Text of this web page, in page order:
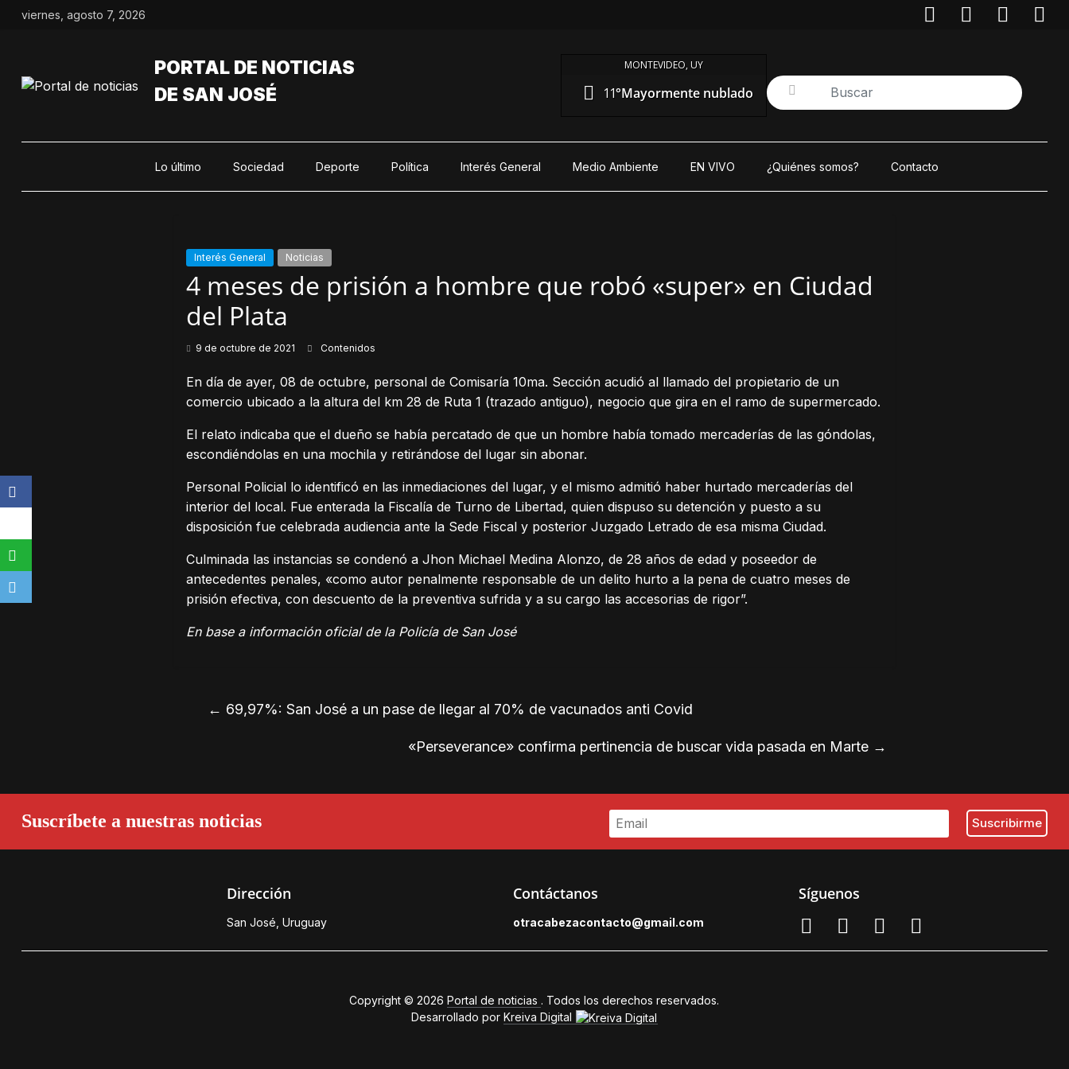
Saltarviernes, agosto 7, 2026
PORTAL DE NOTICIAS
DE SAN JOSÉ
MONTEVIDEO, UY
11°Mayormente nublado
Lo último Sociedad Deporte Política Interés General Medio Ambiente EN VIVO ¿Quiénes somos? Contacto
Interés General Noticias
4 meses de prisión a hombre que robó «super» en Ciudad
del Plata
9 de octubre de 2021 Contenidos
En día de ayer, 08 de octubre, personal de Comisaría 10ma. Sección acudió al llamado del propietario de un
comercio ubicado a la altura del km 28 de Ruta 1 (trazado antiguo), negocio que gira en el ramo de supermercado.
El relato indicaba que el dueño se había percatado de que un hombre había tomado mercaderías de las góndolas,
escondiéndolas en una mochila y retirándose del lugar sin abonar.
Personal Policial lo identificó en las inmediaciones del lugar, y el mismo admitió haber hurtado mercaderías del
interior del local. Fue enterada la Fiscalía de Turno de Libertad, quien dispuso su detención y puesto a su
disposición fue celebrada audiencia ante la Sede Fiscal y posterior Juzgado Letrado de esa misma Ciudad.
Culminada las instancias se condenó a Jhon Michael Medina Alonzo, de 28 años de edad y poseedor de
antecedentes penales, «como autor penalmente responsable de un delito hurto a la pena de cuatro meses de
prisión efectiva, con descuento de la preventiva sufrida y a su cargo las accesorias de rigor”.
En base a información oficial de la Policía de San José
← 69,97%: San José a un pase de llegar al 70% de vacunados anti Covid
«Perseverance» confirma pertinencia de buscar vida pasada en Marte →
Suscríbete a nuestras noticias
Dirección
San José, Uruguay
Contáctanos
otracabezacontacto@gmail.com
Síguenos
Copyright © 2026Portal de noticias . Todos los derechos reservados.
Desarrollado porKreiva Digital